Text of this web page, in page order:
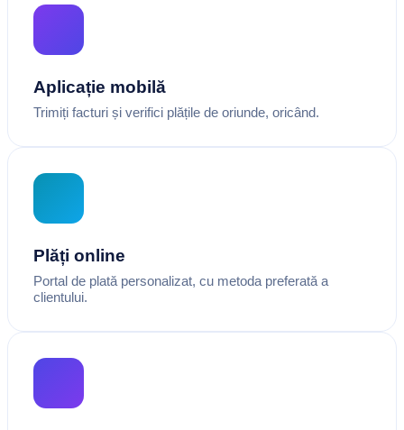
Aplicație mobilă
Trimiți facturi și verifici plățile de oriunde, oricând.
Plăți online
Portal de plată personalizat, cu metoda preferată a
clientului.